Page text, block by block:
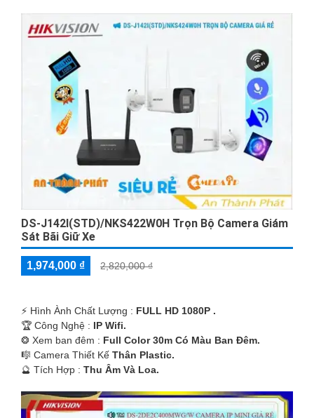
DS-J142I(STD)/NKS422W0H Trọn Bộ Camera Giám
Sát Bãi Giữ Xe
1,974,000 ₫ 2,820,000 ₫
️⚡ Hình Ành Chất Lượng : FULL HD 1080P .
🏆 Công Nghệ : IP Wifi.
❂ Xem ban đêm : Full Color 30m Có Màu Ban Ðêm.
🎼️ Camera Thiết Kế Thân Plastic.
️🔮 Tích Hợp : Thu Âm Và Loa.